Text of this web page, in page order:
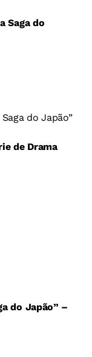
Saga do
do Japão”
de Drama
do Japão” –